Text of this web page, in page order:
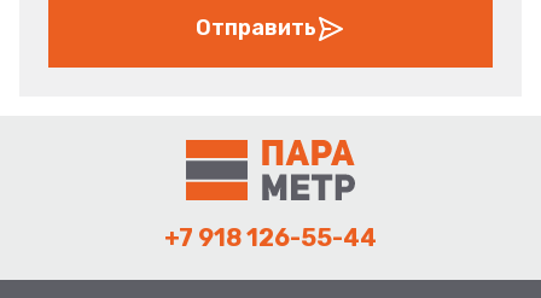
Отправить
+7 918 126-55-44